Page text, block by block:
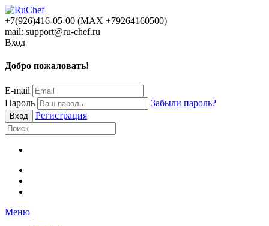
+7(926)416-05-00 (МАХ +79264160500)
mail: support@ru-chef.ru
Вход
Добро пожаловать!
E-mail
Пароль
Забыли пароль?
Регистрация
Меню